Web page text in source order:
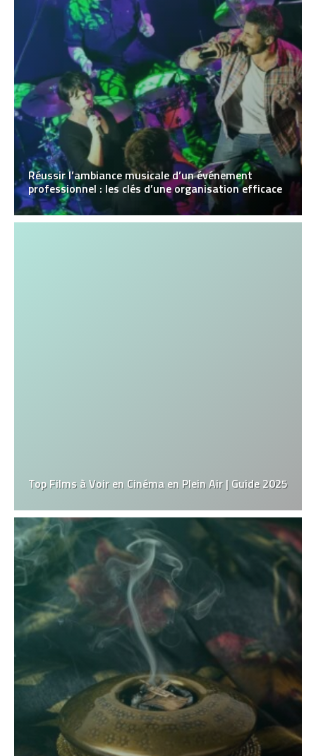
Réussir l’ambiance musicale d’un événement
professionnel : les clés d’une organisation efficace
Top Films à Voir en Cinéma en Plein Air | Guide 2025